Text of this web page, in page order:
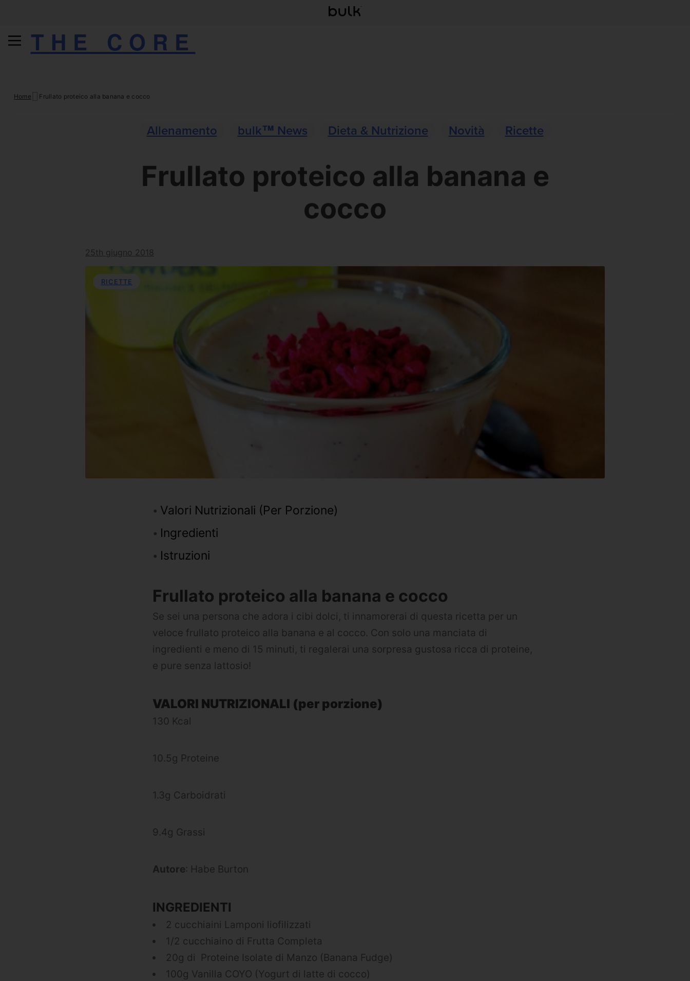
THE CORE
Home Frullato proteico alla banana e cocco
Allenamento bulk™ News Dieta & Nutrizione Novità Ricette
Frullato proteico alla banana e
cocco
25th giugno 2018
RICETTE
Valori Nutrizionali (per Porzione)
Ingredienti
Istruzioni
Frullato proteico alla banana e cocco
Se sei una persona che adora i cibi dolci, ti innamorerai di questa ricetta per un
veloce frullato proteico alla banana e al cocco. Con solo una manciata di
ingredienti e meno di 15 minuti, ti regalerai una sorpresa gustosa ricca di proteine,
e pure senza lattosio!
VALORI NUTRIZIONALI (per porzione)
130 Kcal
10.5g Proteine
1.3g Carboidrati
9.4g Grassi
Autore: Habe Burton
INGREDIENTI
2 cucchiaini Lamponi liofilizzati
1/2 cucchiaino di Frutta Completa
20g di Proteine Isolate di Manzo (Banana Fudge)
100g Vanilla COYO (Yogurt di latte di cocco)